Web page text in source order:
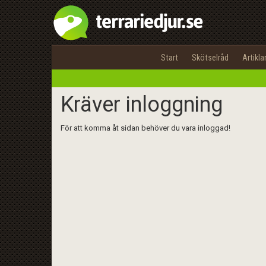
Start Skötselråd Artiklar
Kräver inloggning
För att komma åt sidan behöver du vara inloggad!